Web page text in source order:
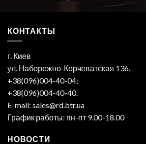
КОНТАКТЫ
г. Киев
ул. Набережно-Корчеватская 136.
+38(096)004-40-04;
+38(096)004-40-40.
E-mail: sales@rd.btr.ua
График работы: пн-пт 9.00-18.00
НОВОСТИ